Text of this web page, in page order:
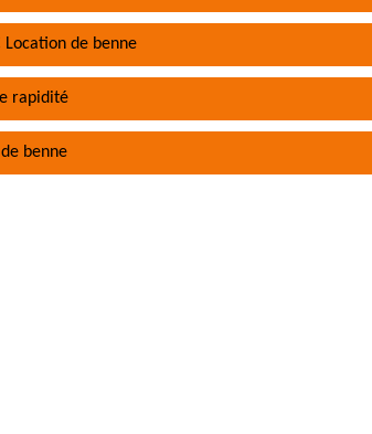
de benne
rapidité
benne